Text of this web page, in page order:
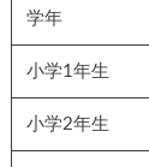
学年
小学1年生
小学2年生